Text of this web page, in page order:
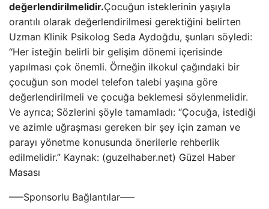
değerlendirilmelidir.Çocuğun isteklerinin yaşıyla
orantılı olarak değerlendirilmesi gerektiğini belirten
Uzman Klinik Psikolog Seda Aydoğdu, şunları söyledi:
“Her isteğin belirli bir gelişim dönemi içerisinde
yapılması çok önemli. Örneğin ilkokul çağındaki bir
çocuğun son model telefon talebi yaşına göre
değerlendirilmeli ve çocuğa beklemesi söylenmelidir.
Ve ayrıca; Sözlerini şöyle tamamladı: “Çocuğa, istediği
ve azimle uğraşması gereken bir şey için zaman ve
parayı yönetme konusunda önerilerle rehberlik
edilmelidir.” Kaynak: (guzelhaber.net) Güzel Haber
Masası
—–Sponsorlu Bağlantılar—–